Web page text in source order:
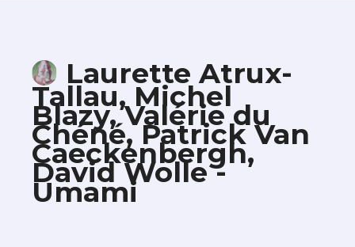
Laurette Atrux-
Tallau, Michel
Blazy, Valérie du
Chéné, Patrick Van
Caeckenbergh,
David Wolle -
Umami